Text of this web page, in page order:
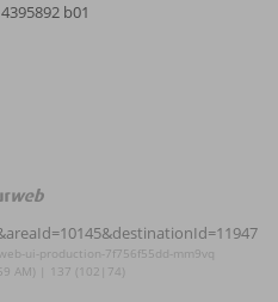
b01
TourWeb
NetMatch
ui-production-7f756f55dd-mm9vq
AM) | 137 (102|74)